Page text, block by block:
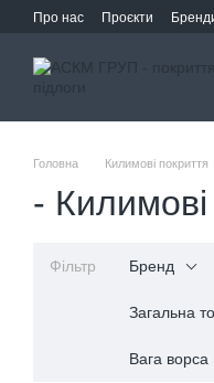
Перейти до основного
Про нас Проєкти
Головна Килимові покриття
-
Фільтр Бренд
Загальна
Вага ворса